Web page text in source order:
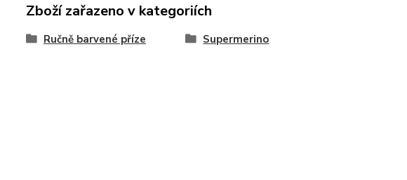
Zboží zařazeno v kategoriích
Ručně barvené příze Supermerino